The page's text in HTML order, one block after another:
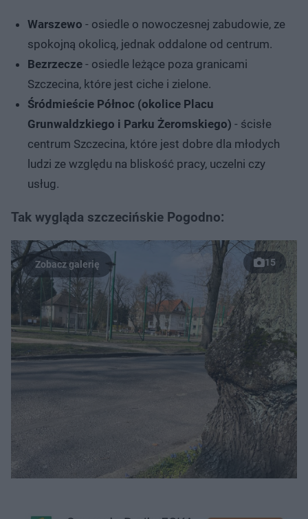
Warszewo - osiedle o nowoczesnej zabudowie, ze
spokojną okolicą, jednak oddalone od centrum.
Bezrzecze - osiedle leżące poza granicami
Szczecina, które jest ciche i zielone.
Śródmieście Północ (okolice Placu
Grunwaldzkiego i Parku Żeromskiego) - ścisłe
centrum Szczecina, które jest dobre dla młodych
ludzi ze względu na bliskość pracy, uczelni czy
usług.
Tak wygląda szczecińskie Pogodno:
15